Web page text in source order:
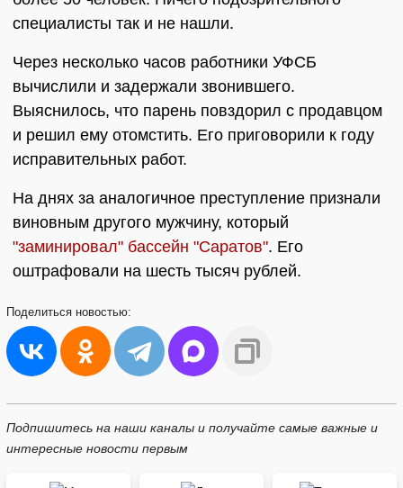
специалисты так и не нашли.
Через несколько часов работники УФСБ
вычислили и задержали звонившего.
Выяснилось, что парень повздорил с продавцом
и решил ему отомстить. Его приговорили к году
исправительных работ.
На днях за аналогичное преступление признали
виновным другого мужчину, который
"заминировал" бассейн "Саратов". Его
оштрафовали на шесть тысяч рублей.
Поделиться новостью:
Подпишитесь на наши каналы и получайте самые важные и
интересные новости первым